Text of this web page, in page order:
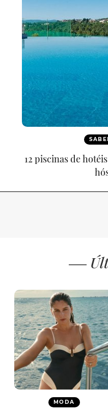
12 piscinas de
MODA